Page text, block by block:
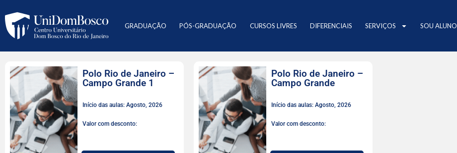
GRADUAÇÃO PÓS-GRADUAÇÃO CURSOS LIVRES DIFERENCIAIS SERVIÇOS SOU ALUNO
Polo Rio de Janeiro –
Campo Grande 1
Início das aulas: Agosto, 2026
Valor com desconto:
Polo Rio de Janeiro –
Campo Grande
Início das aulas: Agosto, 2026
Valor com desconto: